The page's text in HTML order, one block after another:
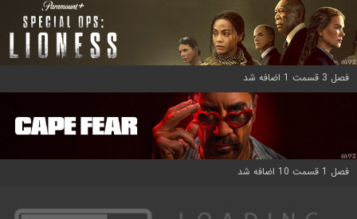
فصل 3 قسمت 1 اضافه شد
فصل 1 قسمت 10 اضافه شد